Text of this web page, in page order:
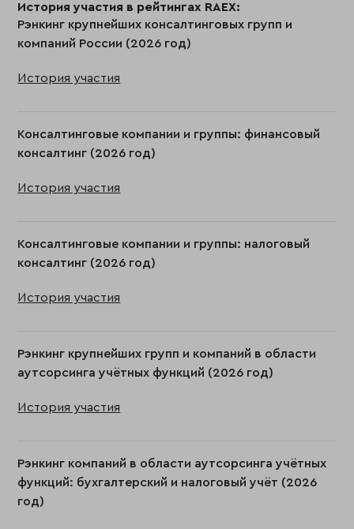
История участия в рейтингах RAEX:
Рэнкинг крупнейших консалтинговых групп и
компаний России (2026 год)
История участия
Консалтинговые компании и группы: финансовый
консалтинг (2026 год)
История участия
Консалтинговые компании и группы: налоговый
консалтинг (2026 год)
История участия
Рэнкинг крупнейших групп и компаний в области
аутсорсинга учётных функций (2026 год)
История участия
Рэнкинг компаний в области аутсорсинга учётных
функций: бухгалтерский и налоговый учёт (2026
год)